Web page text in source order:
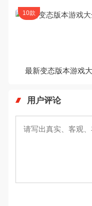
最新变态版本游戏
10款
用户评论